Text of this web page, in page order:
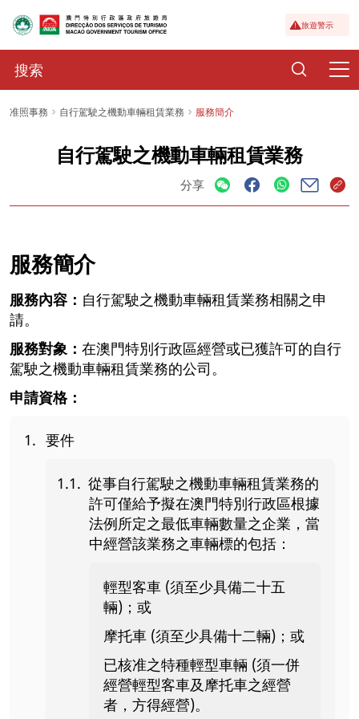
旅遊警示
准照事務 自行駕駛之機動車輛租賃業務 服務簡介
自行駕駛之機動車輛租賃業務
分享
服務簡介
服務內容： 自行駕駛之機動車輛租賃業務相關之申
請。
服務對象： 在澳門特別行政區經營或已獲許可的自行
駕駛之機動車輛租賃業務的公司。
申請資格：
要件
從事自行駕駛之機動車輛租賃業務的
許可僅給予擬在澳門特別行政區根據
法例所定之最低車輛數量之企業，當
中經營該業務之車輛標的包括：
輕型客車 (須至少具備二十五
輛)；或
摩托車 (須至少具備十二輛)；或
已核准之特種輕型車輛 (須一併
經營輕型客車及摩托車之經營
者，方得經營)。